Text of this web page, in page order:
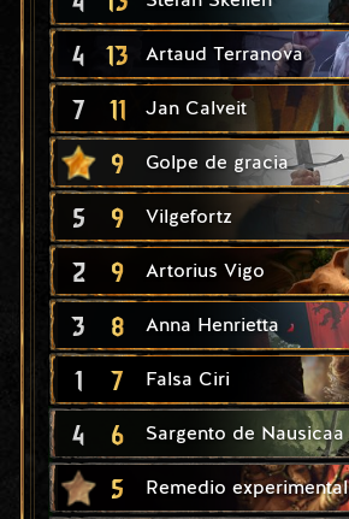
4 13 Artaud Terranova
7 11 Jan Calveit
9 Golpe de gracia
5 9 Vilgefortz
2 9 Artorius Vigo
3 8 Anna Henrietta
1 7 Falsa Ciri
4 6 Sargento de Nausicaa
5 Remedio experimental